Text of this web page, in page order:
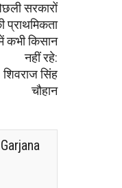
सरकारों
प्राथमिकता
कभी किसान
नहीं रहे:
शिवराज सिंह
चौहान